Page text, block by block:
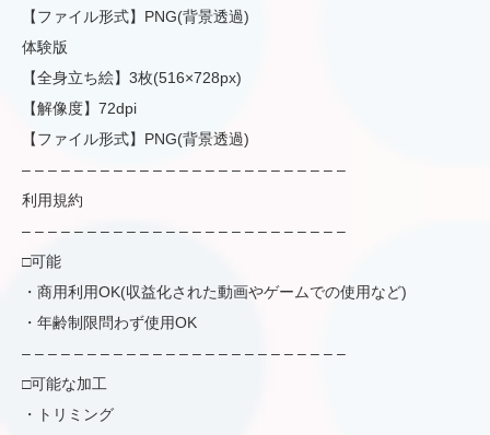
【ファイル形式】PNG(背景透過)
体験版
【全身立ち絵】3枚(516×728px)
【解像度】72dpi
【ファイル形式】PNG(背景透過)
– – – – – – – – – – – – – – – – – – – – – – – – –
利用規約
– – – – – – – – – – – – – – – – – – – – – – – – –
□可能
・商用利用OK(収益化された動画やゲームでの使用など)
・年齢制限問わず使用OK
– – – – – – – – – – – – – – – – – – – – – – – – –
□可能な加工
・トリミング